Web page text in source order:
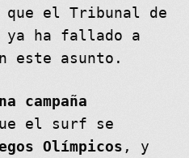
que el Tribunal de
ha fallado a
este asunto.
campaña
el surf se
Olímpicos , y